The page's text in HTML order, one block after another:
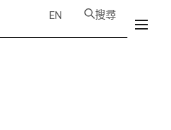
EN 搜尋